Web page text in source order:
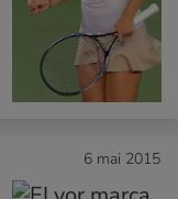
6 mai 2015